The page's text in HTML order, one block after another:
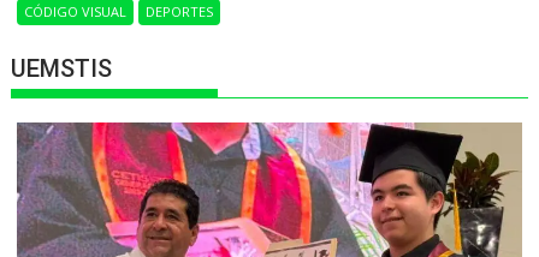
CÓDIGO VISUAL DEPORTES
UEMSTIS